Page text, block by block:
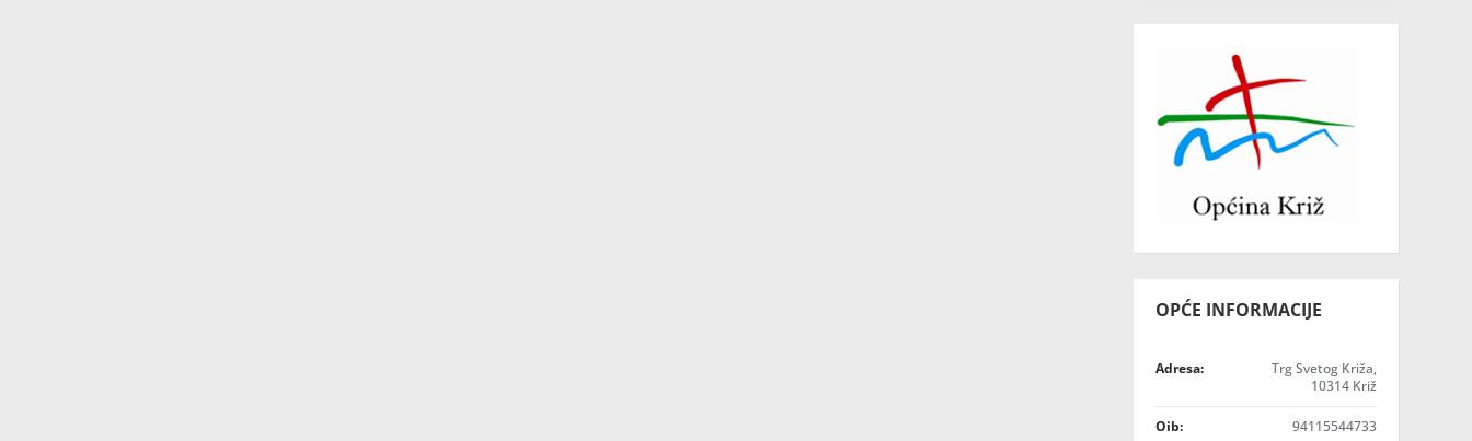
OPĆE INFORMACIJE
Adresa:
Trg Svetog Križa,
10314 Križ
Oib: 94115544733